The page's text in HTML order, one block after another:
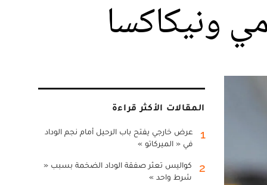
ونيكاكسا
المقالات الأكثر قراءة
1
عرض خارجي يفتح باب الرحيل أمام نجم الوداد
في « الميركاتو »
2
كواليس تعثر صفقة الوداد الضخمة بسبب «
شرط واحد »